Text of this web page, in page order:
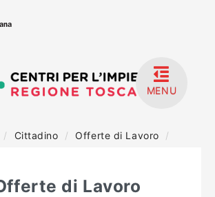
MENU
/ Cittadino / Offerte di Lavoro /
di Lavoro